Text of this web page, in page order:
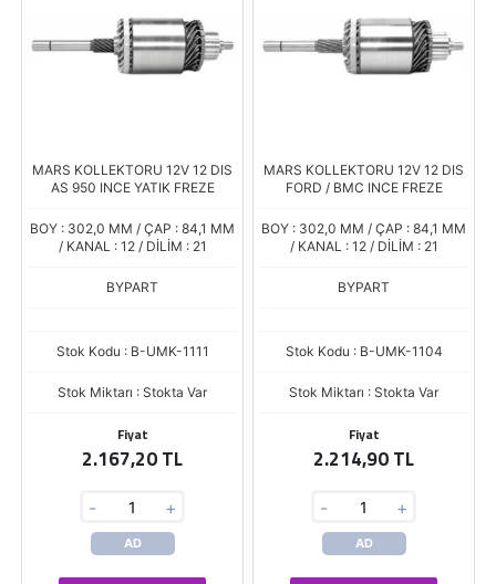
MARS KOLLEKTORU 12V 12 DIS
AS 950 INCE YATIK FREZE
BOY : 302,0 MM / ÇAP : 84,1 MM
/ KANAL : 12 / DİLİM : 21
BYPART
Stok Kodu : B-UMK-1111
Stok Miktarı : Stokta Var
Fiyat
2.167,20 TL
- +
AD
MARS KOLLEKTORU 12V 12 DIS
FORD / BMC INCE FREZE
BOY : 302,0 MM / ÇAP : 84,1 MM
/ KANAL : 12 / DİLİM : 21
BYPART
Stok Kodu : B-UMK-1104
Stok Miktarı : Stokta Var
Fiyat
2.214,90 TL
- +
AD